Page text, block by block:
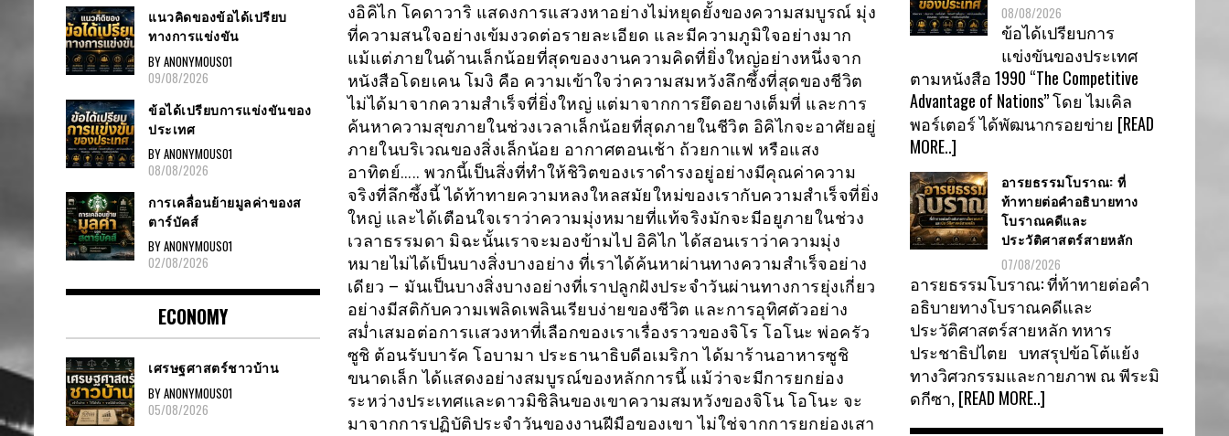
งอิคิไก โคดาวาริ แสดงการแสวงหาอย่างไม่หยุดยั้งของความสมบูรณ์ มุ่ง
ที่ความสนใจอย่างเข้มงวดต่อรายละเอียด และมีความภูมิใจอย่างมาก
แม้แต่ภายในด้านเล็กน้อยที่สุดของงานความคิดที่ยิ่งใหญ่อย่างหนึ่งจาก
หนังสือโดยเคน โมงิ คือ ความเข้าใจว่าความสมหวังลึกซึ้งที่สุดของชีวิต
ไม่ได้มาจากความสำเร็จที่ยิ่งใหญ่ แต่มาจากการยึดอยางเต็มที่ และการ
ค้นหาความสุขภายในช่วงเวลาเล็กน้อยที่สุดภายในชีวิต อิคิไกจะอาศัยอยู่
ภายในบริเวณของสิ่งเล็กน้อย อากาศตอนเช้า ถ้วยกาแฟ หรือแสง
อาทิตย์….. พวกนี้เป็นสิ่งที่ทำให้ชิวิตของเราดำรงอยู่อย่างมีคุณค่าความ
จริงที่ลึกซึ้งนี้ ได้ท้าทายความหลงใหลสมัยใหม่ของเรากับความสำเร็จที่ยิ่ง
ใหญ่ และได้เตือนใจเราว่าความมุ่งหมายที่แท้จริงมักจะมีอยูภายในช่วง
เวลาธรรมดา มิฉะนั้นเราจะมองข้ามไป อิคิไก ได้สอนเราว่าความมุ่ง
หมายไม่ได้เป็นบางสิ่งบางอย่าง ที่เราได้ค้นหาผ่านทางความสำเร็จอย่าง
เดียว – มันเป็นบางสิ่งบางอย่างที่เราปลูกฝังประจำวันผ่านทางการยุ่งเกี่ยว
อย่างมีสติกับความเพลิดเพลินเรียบง่ายของชีวิต และการอุทิศตัวอย่าง
สม่ำเสมอต่อการเเสวงหาที่เลือกของเราเรื่องราวของจิโร โอโนะ พ่อครัว
ซูชิ ต้อนรับบารัค โอบามา ประธานาธิบดีอเมริกา ได้มาร้านอาหารซูชิ
ขนาดเล็ก ได้แสดงอย่างสมบูรณ์ของหลักการนี้ แม้ว่าจะมีการยกย่อง
ระหว่างประเทศและดาวมิชิลินของเขาความสมหวังของจิโน โอโนะ จะ
มาจากการปฏิบัติประจำวันของงานฝีมือของเขา ไม่ใช่จากการยกย่องเสา
แนวคิดของข้อได้เปรียบ
ทางการแข่งขัน
BY ANONYMOUS01
09/08/2026
ข้อได้เปรียบการแข่งขันของ
ประเทศ
BY ANONYMOUS01
08/08/2026
การเคลื่อนย้ายมูลค่าของส
ตาร์บัคส์
BY ANONYMOUS01
02/08/2026
ECONOMY
เศรษฐศาสตร์ชาวบ้าน
BY ANONYMOUS01
05/08/2026
08/08/2026
ข้อได้เปรียบการ
แข่งขันของประเทศ
ตามหนังสือ 1990 “The Competitive
Advantage of Nations” โดย ไมเคิล
พอร์เตอร์ ได้พัฒนากรอยข่าย [READ
MORE..]
อารยธรรมโบราณ: ที่
ท้าทายต่อคำอธิบายทาง
โบราณคดีและ
ประวัติศาสตร์สายหลัก
07/08/2026
อารยธรรมโบราณ: ที่ท้าทายต่อคำ
อธิบายทางโบราณคดีและ
ประวัติศาสตร์สายหลัก ทหาร
ประชาธิปไตย บทสรุปข้อโต้แย้ง
ทางวิศวกรรมและกายภาพ ณ พีระมิ
ดกีซา, [READ MORE..]